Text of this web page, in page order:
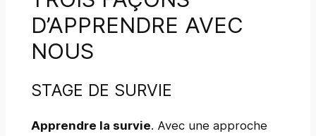
D’APPRENDRE AVEC
NOUS
STAGE DE SURVIE
Apprendre la survie. Avec une approche